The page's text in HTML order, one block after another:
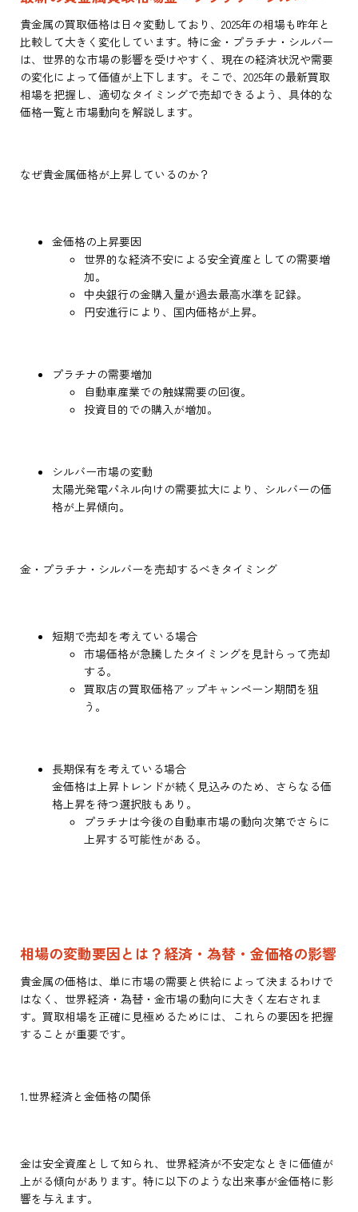
貴金属の買取価格は日々変動しており、2025年の相場も昨年と
比較して大きく変化しています。特に金・プラチナ・シルバー
は、世界的な市場の影響を受けやすく、現在の経済状況や需要
の変化によって価値が上下します。そこで、2025年の最新買取
相場を把握し、適切なタイミングで売却できるよう、具体的な
価格一覧と市場動向を解説します。
なぜ貴金属価格が上昇しているのか？
金価格の上昇要因
世界的な経済不安による安全資産としての需要増
加。
中央銀行の金購入量が過去最高水準を記録。
円安進行により、国内価格が上昇。
プラチナの需要増加
自動車産業での触媒需要の回復。
投資目的での購入が増加。
シルバー市場の変動
太陽光発電パネル向けの需要拡大により、シルバーの価
格が上昇傾向。
金・プラチナ・シルバーを売却するべきタイミング
短期で売却を考えている場合
市場価格が急騰したタイミングを見計らって売却
する。
買取店の買取価格アップキャンペーン期間を狙
う。
長期保有を考えている場合
金価格は上昇トレンドが続く見込みのため、さらなる価
格上昇を待つ選択肢もあり。
プラチナは今後の自動車市場の動向次第でさらに
上昇する可能性がある。
相場の変動要因とは？経済・為替・金価格の影響
貴金属の価格は、単に市場の需要と供給によって決まるわけで
はなく、世界経済・為替・金市場の動向に大きく左右されま
す。買取相場を正確に見極めるためには、これらの要因を把握
することが重要です。
1.世界経済と金価格の関係
金は安全資産として知られ、世界経済が不安定なときに価値が
上がる傾向があります。特に以下のような出来事が金価格に影
響を与えます。